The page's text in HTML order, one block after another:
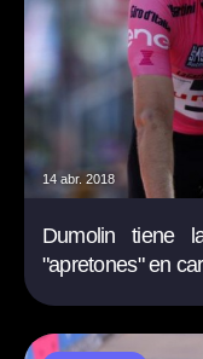
14 abr. 2018
Dumolin tiene
"apretones" en